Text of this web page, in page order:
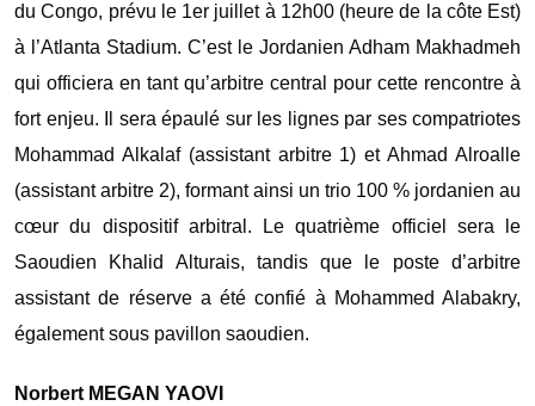
du Congo, prévu le 1er juillet à 12h00 (heure de la côte Est)
à l’Atlanta Stadium. C’est le Jordanien Adham Makhadmeh
qui officiera en tant qu’arbitre central pour cette rencontre à
fort enjeu. ‎Il sera épaulé sur les lignes par ses compatriotes
Mohammad Alkalaf (assistant arbitre 1) et Ahmad Alroalle
(assistant arbitre 2), formant ainsi un trio 100 % jordanien au
cœur du dispositif arbitral. ‎Le quatrième officiel sera le
Saoudien Khalid Alturais, tandis que le poste d’arbitre
assistant de réserve a été confié à Mohammed Alabakry,
également sous pavillon saoudien.
Norbert MEGAN YAOVI‎